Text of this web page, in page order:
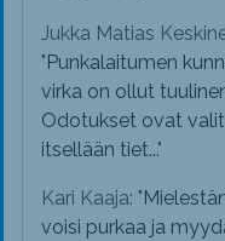
Jukka Matias
" Punkalaitumen
virka on ollut
Odotukset ovat
itsellään tiet..."
Kari Kaaja: "
voisi purkaa ja